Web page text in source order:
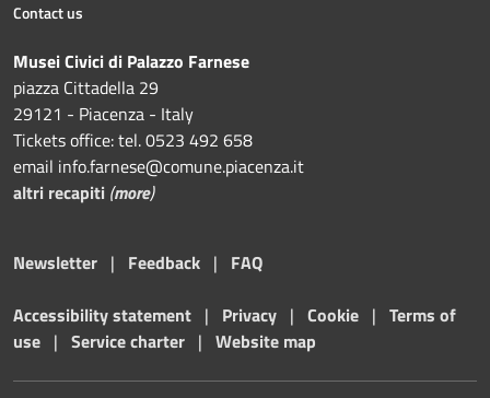
Contact us
Musei Civici di Palazzo Farnese
piazza Cittadella 29
29121 - Piacenza - Italy
Tickets office: tel. 0523 492 658
email info.farnese@comune.piacenza.it
altri recapiti (more)
Newsletter | Feedback | FAQ
Accessibility statement | Privacy | Cookie | Terms of
use | Service charter | Website map